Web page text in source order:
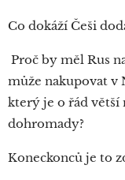
Co dokáží Češi
Proč by měl Rus
může nakupovat v
který je o řád větší
dohromady?
Koneckonců je to